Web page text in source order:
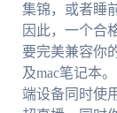
集锦，或者睡
因此，一个合
要完美兼容你
及mac笔记本
端设备同时使